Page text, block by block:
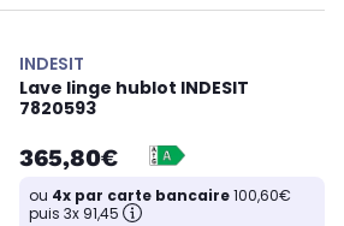
INDESIT
Lave linge hublot INDESIT
7820593
365,80€
ou 4x par carte bancaire100,60€
puis 3x 91,45